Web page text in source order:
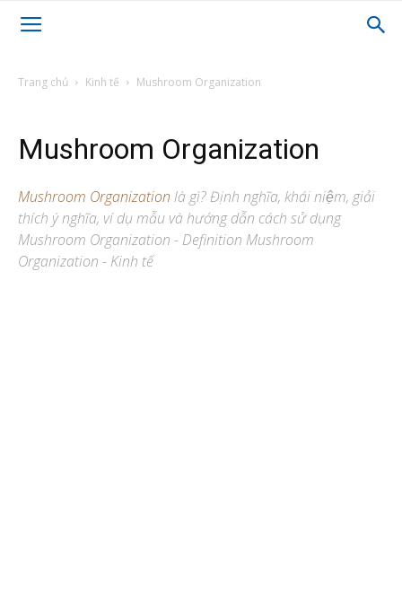
Trang chủ Kinh tế Mushroom Organization
Mushroom Organization
Mushroom Organization là gì? Định nghĩa, khái niệm, giải
thích ý nghĩa, ví dụ mẫu và hướng dẫn cách sử dụng
Mushroom Organization - Definition Mushroom
Organization - Kinh tế